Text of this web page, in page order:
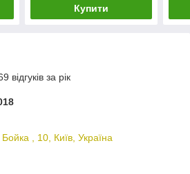
Купити
відгуків за рік
, 10, Київ, Україна